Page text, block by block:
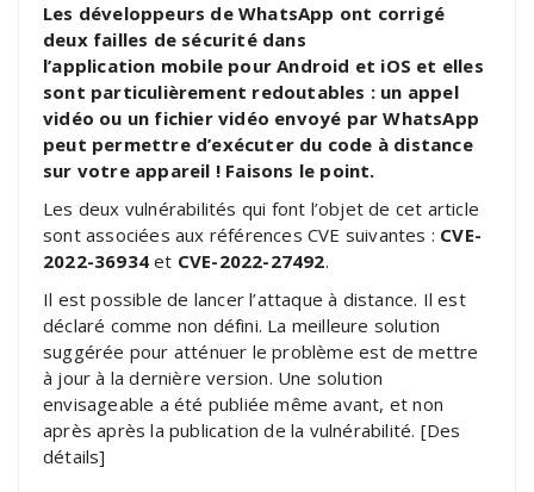
Les développeurs de WhatsApp ont corrigé
deux failles de sécurité dans
l’application mobile pour Android et iOS et elles
sont particulièrement redoutables : un appel
vidéo ou un fichier vidéo envoyé par WhatsApp
peut permettre d’exécuter du code à distance
sur votre appareil ! Faisons le point.
Les deux vulnérabilités qui font l’objet de cet article
sont associées aux références CVE suivantes : CVE-
2022-36934 et CVE-2022-27492.
Il est possible de lancer l’attaque à distance. Il est
déclaré comme non défini. La meilleure solution
suggérée pour atténuer le problème est de mettre
à jour à la dernière version. Une solution
envisageable a été publiée même avant, et non
après après la publication de la vulnérabilité. [Des
détails]